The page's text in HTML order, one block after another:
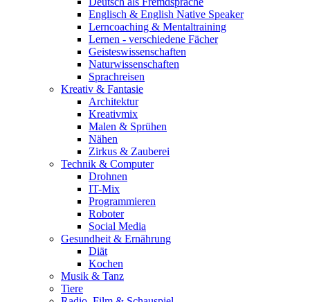
Englisch & English Native Speaker
Lerncoaching & Mentaltraining
Lernen - verschiedene Fächer
Geisteswissenschaften
Naturwissenschaften
Sprachreisen
Kreativ & Fantasie
Architektur
Kreativmix
Malen & Sprühen
Nähen
Zirkus & Zauberei
Technik & Computer
Drohnen
IT-Mix
Programmieren
Roboter
Social Media
Gesundheit & Ernährung
Diät
Kochen
Musik & Tanz
Tiere